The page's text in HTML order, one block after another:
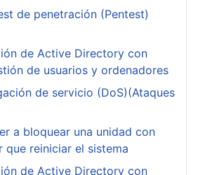
de penetración (Pentest)
de Active Directory con
de usuarios y ordenadores
de servicio (DoS)(Ataques
a bloquear una unidad con
que reiniciar el sistema
de Active Directory con